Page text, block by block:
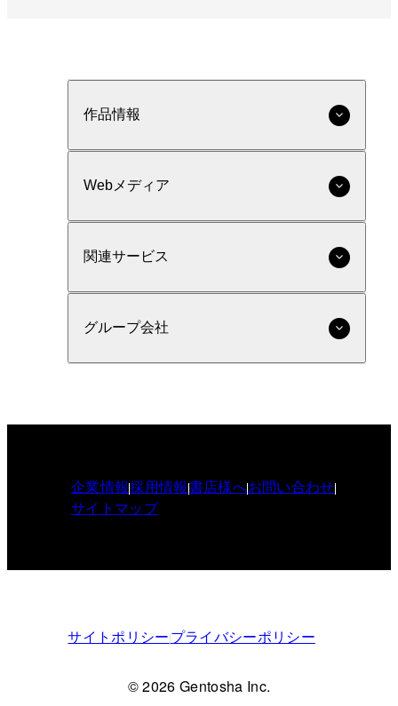
作品情報
Webメディア
関連サービス
グループ会社
企業情報採用情報書店様へお問い合わせ
サイトマップ
サイトポリシープライバシーポリシー
© 2026 Gentosha Inc.